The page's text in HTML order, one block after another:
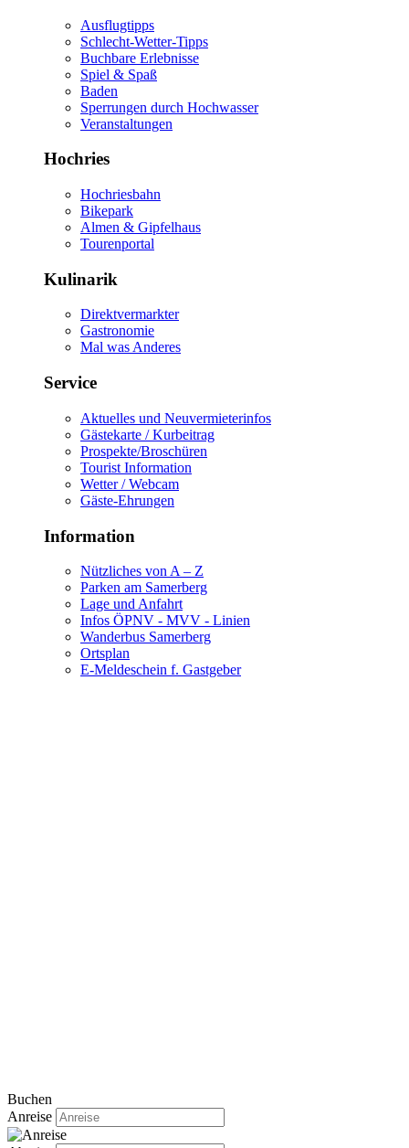
Ausflugtipps
Schlecht-Wetter-Tipps
Buchbare Erlebnisse
Spiel & Spaß
Baden
Sperrungen durch Hochwasser
Veranstaltungen
Hochries
Hochriesbahn
Bikepark
Almen & Gipfelhaus
Tourenportal
Kulinarik
Direktvermarkter
Gastronomie
Mal was Anderes
Service
Aktuelles und Neuvermieterinfos
Gästekarte / Kurbeitrag
Prospekte/Broschüren
Tourist Information
Wetter / Webcam
Gäste-Ehrungen
Information
Nützliches von A – Z
Parken am Samerberg
Lage und Anfahrt
Infos ÖPNV - MVV - Linien
Wanderbus Samerberg
Ortsplan
E-Meldeschein f. Gastgeber
Buchen
Anreise